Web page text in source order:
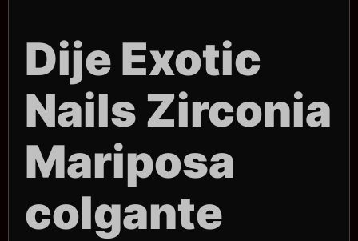
Dije Exotic
Nails Zirconia
Mariposa
colgante